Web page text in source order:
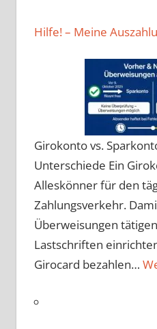
Hilfe! – Meine
Girokonto vs.
Unterschiede Ein
Alleskönner für den
Zahlungsverkehr.
Überweisungen
Lastschriften
Girocard bezahlen…